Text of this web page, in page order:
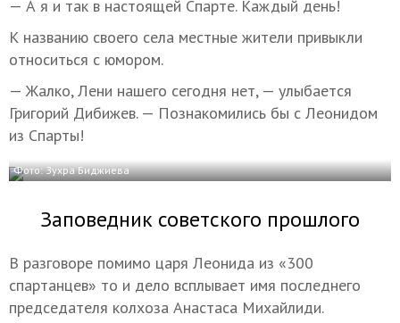
— А я и так в настоящей Спарте. Каждый день!
К названию своего села местные жители привыкли
относиться с юмором.
— Жалко, Лени нашего сегодня нет, — улыбается
Григорий Дибижев. — Познакомились бы с Леонидом
из Спарты!
Фото: Зухра Биджиева
Заповедник советского прошлого
В разговоре помимо царя Леонида из «300
спартанцев» то и дело всплывает имя последнего
председателя колхоза Анастаса Михайлиди.